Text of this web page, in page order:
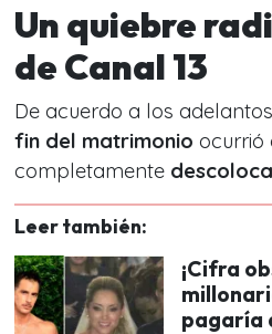
Un quiebre
de Canal 13
De acuerdo a los
fin del matrimonio ocurrió
completamente
Leer también:
¡Cifra
pagaría